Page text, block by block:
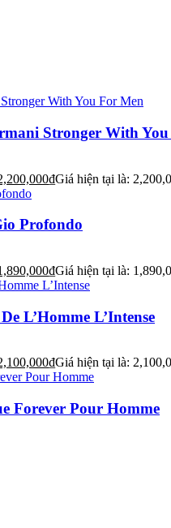
Stronger With
₫Giá hiện tại là:
Profondo
₫Giá hiện tại là:
L’Homme L’Intense
₫Giá hiện tại là:
Forever Pour Homme